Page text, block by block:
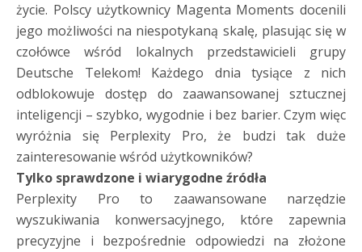
życie. Polscy użytkownicy Magenta Moments docenili
jego możliwości na niespotykaną skalę, plasując się w
czołówce wśród lokalnych przedstawicieli grupy
Deutsche Telekom! Każdego dnia tysiące z nich
odblokowuje dostęp do zaawansowanej sztucznej
inteligencji – szybko, wygodnie i bez barier. Czym więc
wyróżnia się Perplexity Pro, że budzi tak duże
zainteresowanie wśród użytkowników?
Tylko sprawdzone i wiarygodne źródła
Perplexity Pro to zaawansowane narzędzie
wyszukiwania konwersacyjnego, które zapewnia
precyzyjne i bezpośrednie odpowiedzi na złożone